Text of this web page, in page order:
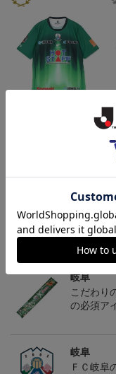
2026/27 オーセンティッ
クユニフォーム半袖 FP1s
岐阜
チームマ
見！今す
岐阜
こだわり
の必須ア
岐阜
ＦＣ岐阜